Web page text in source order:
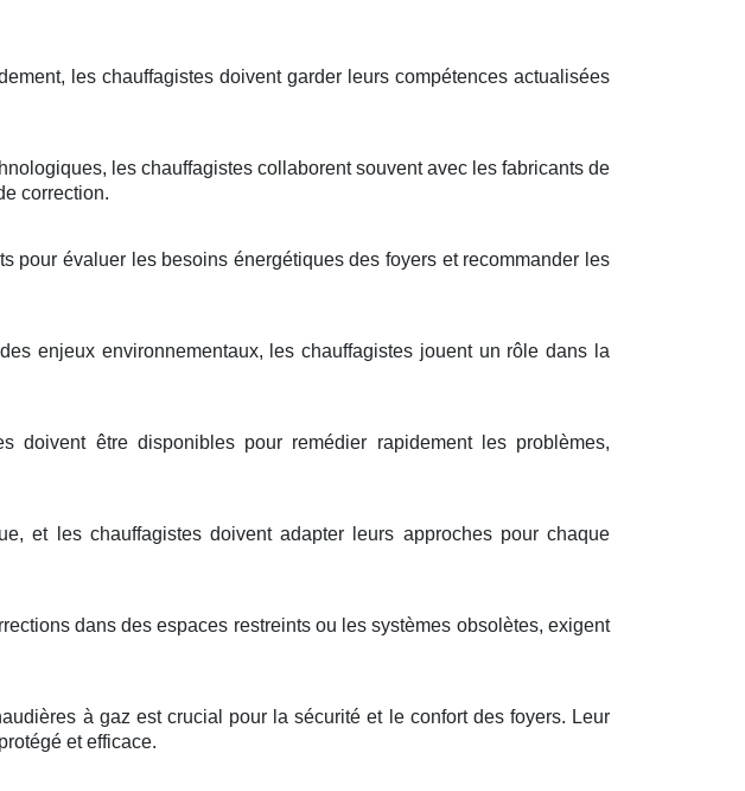
les chauffagistes doivent garder leurs compétences actualisées
les chauffagistes collaborent souvent avec les fabricants de
correction.
pour évaluer les besoins énergétiques des foyers et recommander les
enjeux environnementaux, les chauffagistes jouent un rôle dans la
doivent être disponibles pour remédier rapidement les problèmes,
et les chauffagistes doivent adapter leurs approches pour chaque
dans des espaces restreints ou les systèmes obsolètes, exigent
à gaz est crucial pour la sécurité et le confort des foyers. Leur
et efficace.